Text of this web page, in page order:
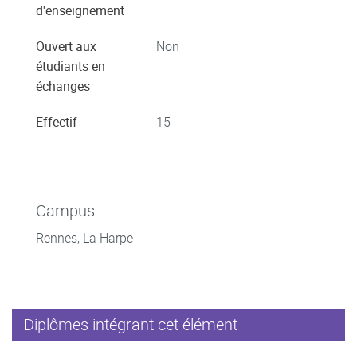
d'enseignement
Ouvert aux
étudiants en
échanges
Non
Effectif 15
Campus
Rennes, La Harpe
Diplômes intégrant cet élément